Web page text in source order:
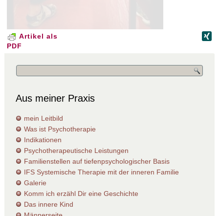
Artikel als
PDF
Aus meiner Praxis
mein Leitbild
Was ist Psychotherapie
Indikationen
Psychotherapeutische Leistungen
Familienstellen auf tiefenpsychologischer Basis
IFS Systemische Therapie mit der inneren Familie
Galerie
Komm ich erzähl Dir eine Geschichte
Das innere Kind